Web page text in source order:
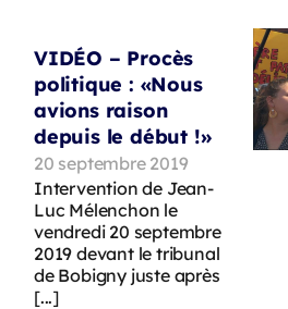
VIDÉO – Procès
politique : «Nous
avions raison
depuis le début !»
20 septembre 2019
Intervention de Jean-
Luc Mélenchon le
vendredi 20 septembre
2019 devant le tribunal
de Bobigny juste après
[...]